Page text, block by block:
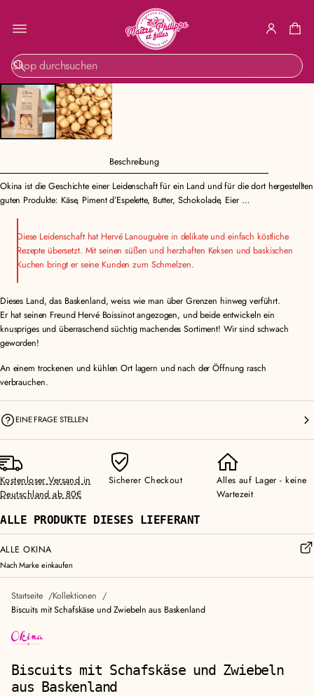
S
u
h
e
ZUR
PRODUKTINF
ORMATION
SPRINGEN
Beschreibung
Okina ist die Geschichte einer Leidenschaft für ein Land und für die dort hergestellten
guten Produkte: Käse, Piment d’Espelette, Butter, Schokolade, Eier …
Diese Leidenschaft hat Hervé Lanouguère in delikate und einfach köstliche
Rezepte übersetzt. Mit seinen süßen und herzhaften Keksen und baskischen
Kuchen bringt er seine Kunden zum Schmelzen.
Dieses Land, das Baskenland, weiss wie man über Grenzen hinweg verführt.
Er hat seinen Freund Hervé Boissinot angezogen, und beide entwickeln ein
knuspriges und überraschend süchtig machendes Sortiment! Wir sind schwach
geworden!
An einem trockenen und kühlen Ort lagern und nach der Öffnung rasch
verbrauchen.
EINE FRAGE STELLEN
Kostenloser Versand in
Deutschland ab 80€
Sicherer Checkout
Alles auf Lager - keine
Wartezeit
ALLE PRODUKTE DIESES LIEFERANT
ALLE OKINA
Nach Marke einkaufen
Startseite
Kollektionen
Biscuits mit Schafskäse und Zwiebeln aus Baskenland
Biscuits mit Schafskäse und Zwiebeln
aus Baskenland